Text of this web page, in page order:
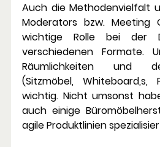
Auch die Methodenvielfalt
Moderators bzw. Meeting
wichtige Rolle bei der
verschiedenen Formate.
Räumlichkeiten und
(Sitzmöbel,
wichtig. Nicht umsonst
auch einige
agile Produktlinien